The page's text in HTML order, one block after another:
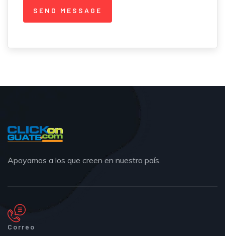
Apoyamos a los que creen en nuestro país.
Correo